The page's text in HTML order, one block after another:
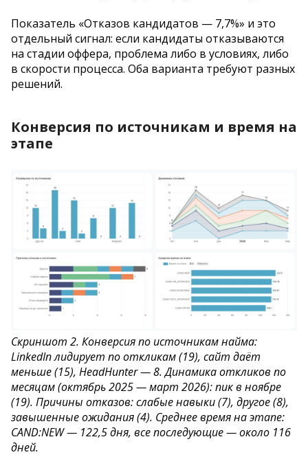
Показатель «Отказов кандидатов — 7,7%» и это
отдельный сигнал: если кандидаты отказываются
на стадии оффера, проблема либо в условиях, либо
в скорости процесса. Оба варианта требуют разных
решений.
Конверсия по источникам и время на
этапе
Скриншот 2. Конверсия по источникам найма:
LinkedIn лидирует по откликам (19), сайт даёт
меньше (15), HeadHunter — 8. Динамика откликов по
месяцам (октябрь 2025 — март 2026): пик в ноябре
(19). Причины отказов: слабые навыки (7), другое (8),
завышенные ожидания (4). Среднее время на этапе:
CAND:NEW — 122,5 дня, все последующие — около 116
дней.